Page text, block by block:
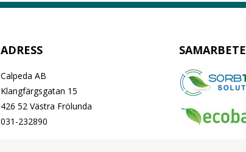
ADRESS
Calpeda AB
Klangfärgsgatan 15
426 52 Västra Frölunda
031-232890
SAMARBETE